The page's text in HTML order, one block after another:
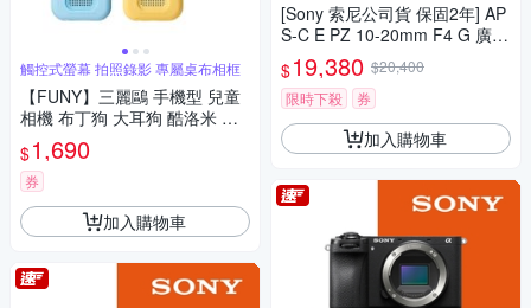
觸控式螢幕 拍照錄影 專屬桌布相框
【FUNY】三麗鷗 手機型 兒童
相機 布丁狗 大耳狗 酷洛米 帕
恰狗
$1,690
券
加入購物車
[Sony 索尼公司貨 保固2年] AP
S-C E PZ 10-20mm F4 G 廣角
電動變焦鏡 SELP1020G
$19,380 $20,400
限時下殺
券
加入購物車